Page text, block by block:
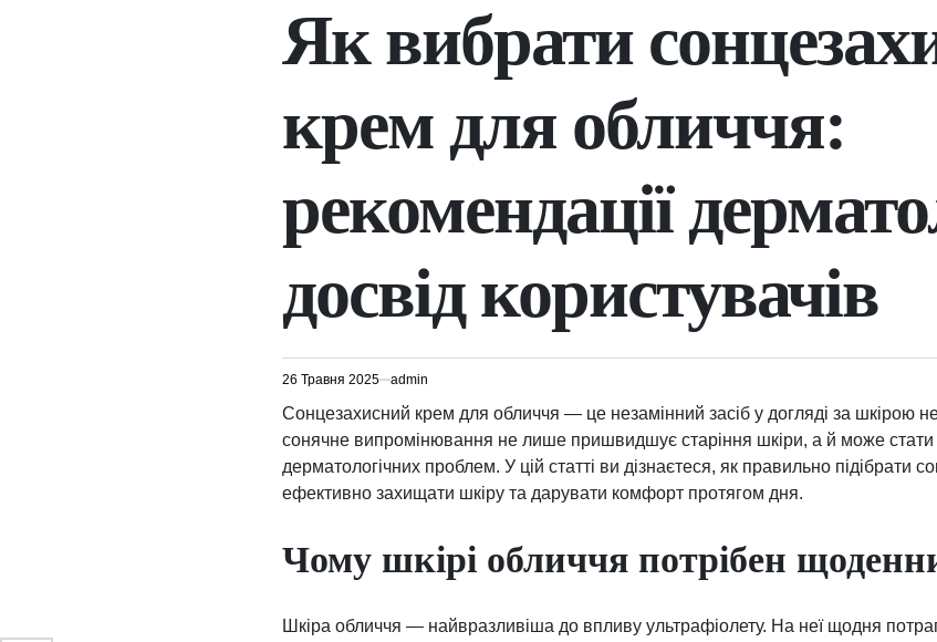
Як вибрати
крем для обличчя:
рекомендації
досвід користувачів
26 Травня 2025 admin
Сонцезахисний крем для обличчя — це незамінний засіб у догляді за шкірою
сонячне випромінювання не лише пришвидшує старіння шкіри, а й може
дерматологічних проблем. У цій статті ви дізнаєтеся, як правильно підібрати
ефективно захищати шкіру та дарувати комфорт протягом дня.
Чому шкірі обличчя потрібен
Шкіра обличчя — найвразливіша до впливу ультрафіолету. На неї щодня